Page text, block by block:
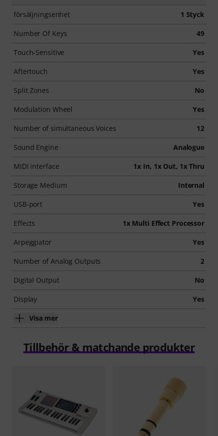
försäljningsenhet 1 Styck
Number Of Keys 49
Touch-Sensitive Yes
Aftertouch Yes
Split Zones No
Modulation Wheel Yes
Number of simultaneous Voices 12
Sound Engine Analogue
MIDI interface 1x In, 1x Out, 1x Thru
Storage Medium Internal
USB-port Yes
Effects 1x Multi Effect Processor
Arpeggiator Yes
Number of Analog Outputs 2
Digital Output No
Display Yes
Visa mer
Tillbehör & matchande produkter